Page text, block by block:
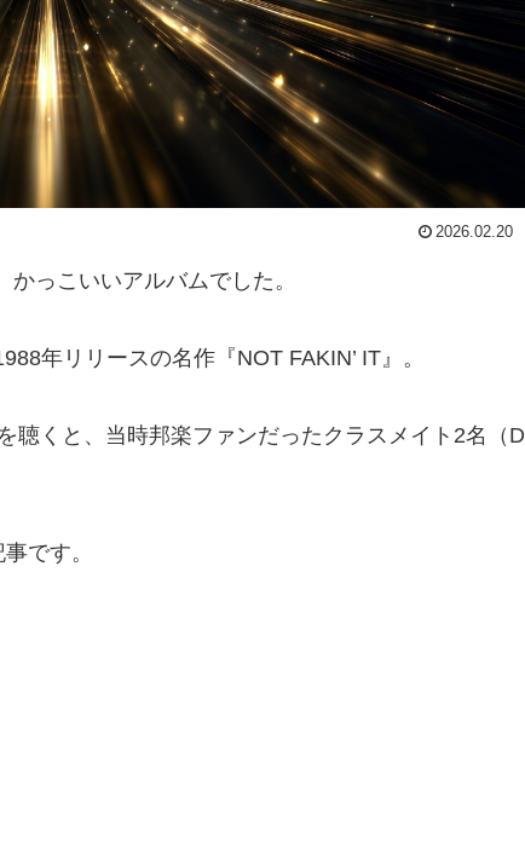
2026.02.20
っこいいアルバムでした。
年リリースの名作『NOT FAKIN’ IT』。
聴くと、当時邦楽ファンだったクラスメイト2名（D
です。